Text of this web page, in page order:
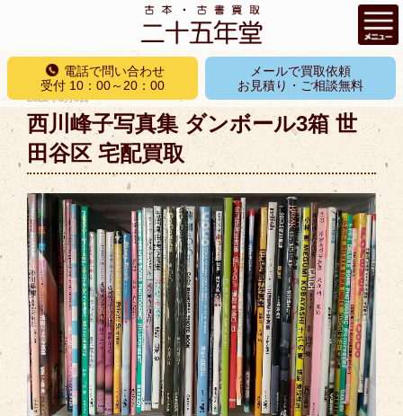
コ
テ
ン
ツ
へ
ス
キ
プ
電話で問い合わせ
受付 10：00～20：00
メールで買取依頼
お見積り・ご相談無料
稿
日:
2022年3月8日
西川峰子写真集 ダンボール3箱 世
田谷区 宅配買取